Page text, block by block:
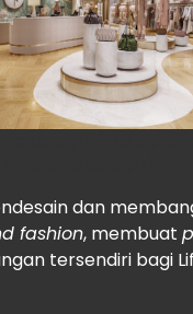
dan
fashion, membuat
tersendiri bagi